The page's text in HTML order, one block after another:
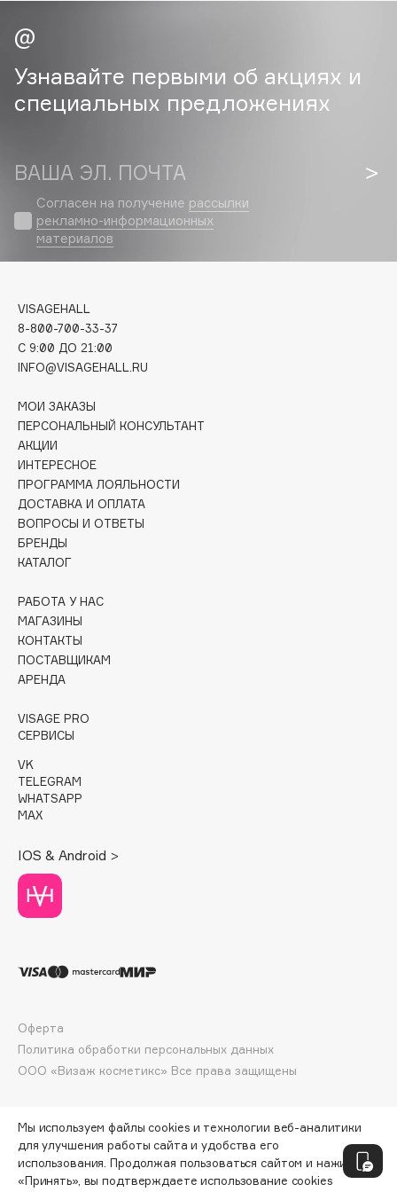
Consly
CosRX
Cottolina
Curaprox
DABO
DARLING*
Darphin
Deonica
Dior
Divage
Dolce & Gabbana
Dolomit
Dorco
Dr. Vranjes Firenze
Dr.Althea
Dr.Ceuracle
Dr.Jart+
Dyson
E
Ecolatier
Ecotools
EGIA
Ella Bartsueva Brushes
EMBRACE Haircare
EpilProfi
Erborian
Essence
Узнавайте первыми об акциях и
специальных предложениях
ВАША ЭЛ. ПОЧТА
Согласен на получение рассылки
рекламно-информационных
материалов
VISAGEHALL
8-800-700-33-37
C 9:00 ДО 21:00
INFO@VISAGEHALL.RU
МОИ ЗАКАЗЫ
ПЕРСОНАЛЬНЫЙ КОНСУЛЬТАНТ
АКЦИИ
ИНТЕРЕСНОЕ
ПРОГРАММА ЛОЯЛЬНОСТИ
ДОСТАВКА И ОПЛАТА
ВОПРОСЫ И ОТВЕТЫ
БРЕНДЫ
КАТАЛОГ
РАБОТА У НАС
МАГАЗИНЫ
КОНТАКТЫ
ПОСТАВЩИКАМ
АРЕНДА
VISAGE PRO
СЕРВИСЫ
VK
TELEGRAM
WHATSAPP
MAX
IOS & Android >
ООО «Визаж косметикс» Все права защищены
Оферта
Политика обработки персональных данных
Мы используем файлы cookies и технологии веб-аналитики
для улучшения работы сайта и удобства его
использования. Продолжая пользоваться сайтом и нажимая
«Принять», вы подтверждаете использование cookies